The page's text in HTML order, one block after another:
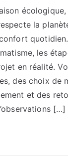
écologique,
la
quotidien.
les
en réalité.
des choix de
et des
[…]